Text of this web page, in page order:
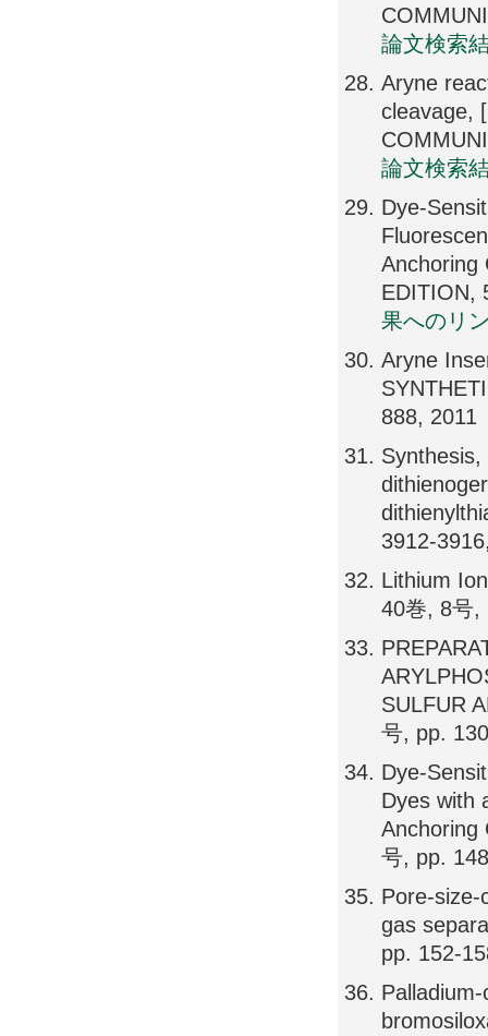
論文検索
Aryne
cleavage,
論文検索
Dye-
Anchoring
EDITION,
果へのリ
Aryne
888, 2011
3912-
Lithium
40巻, 8号,
SULFUR
号, pp.
Dye-
Dyes with
Anchoring
号, pp.
Pore-size-
gas
pp. 152-